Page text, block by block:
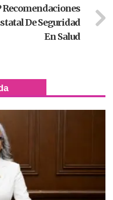
Recomendaciones
De Seguridad
En Salud